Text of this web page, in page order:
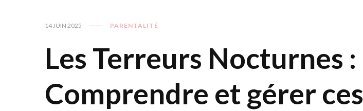
14 JUIN 2025 PARENTALITÉ
Les Terreurs Nocturnes :
Comprendre et gérer ces